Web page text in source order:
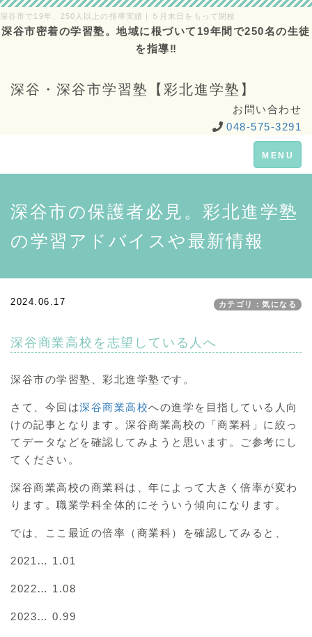
深谷市で19年、250人以上の指導実績｜５月末日をもって閉校
深谷市密着の学習塾。地域に根づいて19年間で250名の生徒
を指導‼
深谷・深谷市学習塾【彩北進学塾】
お問い合わせ
048-575-3291
Toggle
navigation
MENU
深谷市の保護者必見。彩北進学塾
の学習アドバイスや最新情報
2024.06.17 カテゴリ：気になる
深谷商業高校を志望している人へ
深谷市の学習塾、彩北進学塾です。
さて、今回は深谷商業高校への進学を目指している人向
けの記事となります。深谷商業高校の「商業科」に絞っ
てデータなどを確認してみようと思います。ご参考にし
てください。
深谷商業高校の商業科は、年によって大きく倍率が変わ
ります。職業学科全体的にそういう傾向になります。
では、ここ最近の倍率（商業科）を確認してみると、
2021… 1.01
2022… 1.08
2023… 0.99